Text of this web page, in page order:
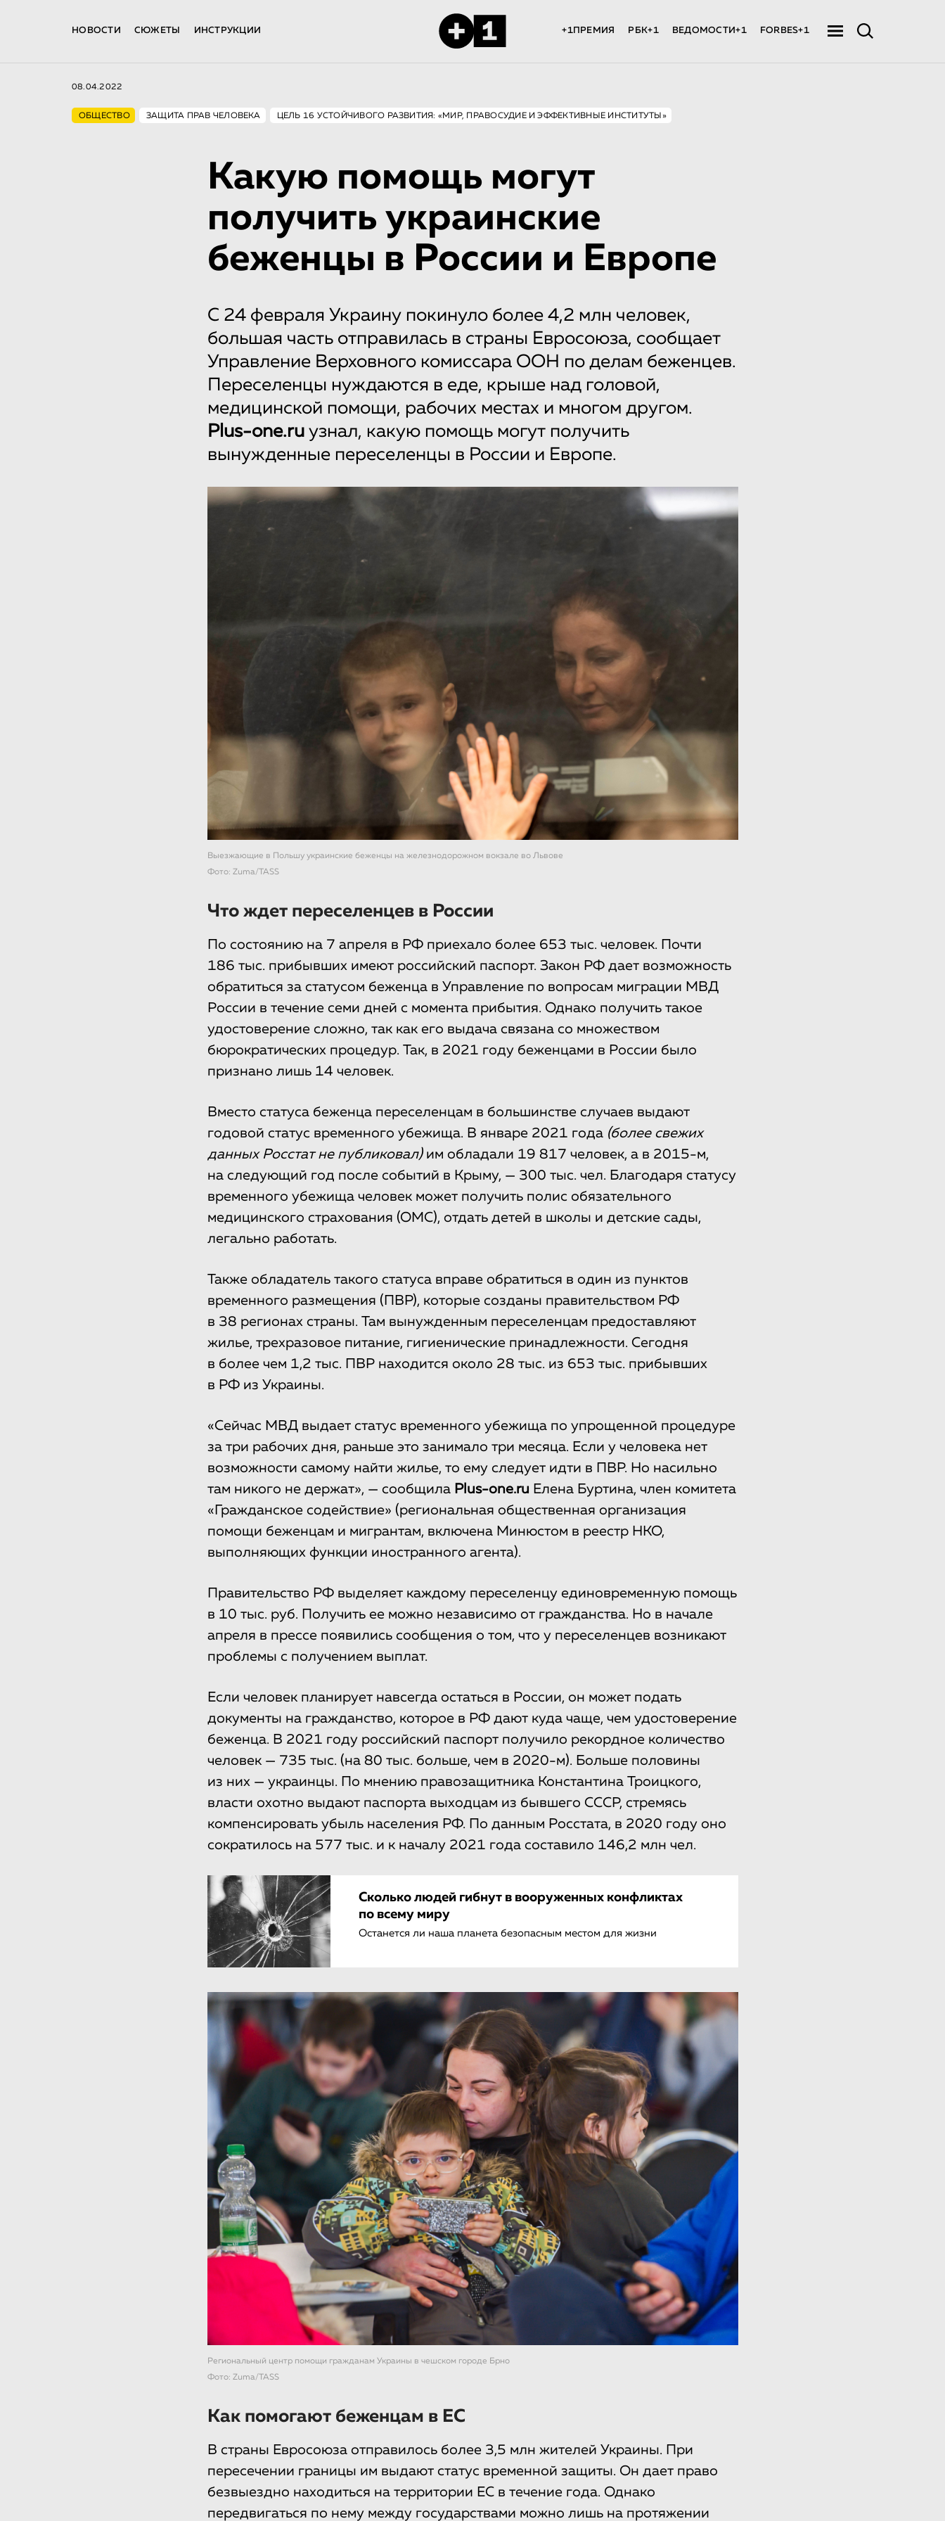
НОВОСТИ СЮЖЕТЫ ИНСТРУКЦИИ +1ПРЕМИЯ РБК+1 ВЕДОМОСТИ+1 FORBES+1
08.04.2022
ОБЩЕСТВО ЗАЩИТА ПРАВ ЧЕЛОВЕКА ЦЕЛЬ 16 УСТОЙЧИВОГО РАЗВИТИЯ: «МИР, ПРАВОСУДИЕ И ЭФФЕКТИВНЫЕ ИНСТИТУТЫ»
Какую помощь могут
получить украинские
беженцы в России и Европе
С 24 февраля Украину покинуло более 4,2 млн человек,
большая часть отправилась в страны Евросоюза, сообщает
Управление Верховного комиссара ООН по делам беженцев.
Переселенцы нуждаются в еде, крыше над головой,
медицинской помощи, рабочих местах и многом другом.
Plus-one.ruузнал, какую помощь могут получить
вынужденные переселенцы в России и Европе.
Выезжающие в Польшу украинские беженцы на железнодорожном вокзале во Львове
Фото: Zuma/TASS
Что ждет переселенцев в России
По состоянию на 7 апреля в РФ приехало более 653 тыс. человек. Почти
186 тыс. прибывших имеют российский паспорт. Закон РФ дает возможность
обратиться за статусом беженца в Управление по вопросам миграции МВД
России в течение семи дней с момента прибытия. Однако получить такое
удостоверение сложно, так как его выдача связана со множеством
бюрократических процедур. Так, в 2021 году беженцами в России было
признано лишь 14 человек.
Вместо статуса беженца переселенцам в большинстве случаев выдают
годовой статус временного убежища. В январе 2021 года (более свежих
данных Росстат не публиковал)им обладали 19 817 человек, а в 2015-м,
на следующий год после событий в Крыму, — 300 тыс. чел. Благодаря статусу
временного убежища человек может получить полис обязательного
медицинского страхования (ОМС), отдать детей в школы и детские сады,
легально работать.
Также обладатель такого статуса вправе обратиться в один из пунктов
временного размещения (ПВР), которые созданы правительством РФ
в 38 регионах страны. Там вынужденным переселенцам предоставляют
жилье, трехразовое питание, гигиенические принадлежности. Сегодня
в более чем 1,2 тыс. ПВР находится около 28 тыс. из 653 тыс. прибывших
в РФ из Украины.
«Сейчас МВД выдает статус временного убежища по упрощенной процедуре
за три рабочих дня, раньше это занимало три месяца. Если у человека нет
возможности самому найти жилье, то ему следует идти в ПВР. Но насильно
там никого не держат», — сообщила Plus-one.ru Елена Буртина, член комитета
«Гражданское содействие» (региональная общественная организация
помощи беженцам и мигрантам, включена Минюстом в реестр НКО,
выполняющих функции иностранного агента).
Правительство РФ выделяет каждому переселенцу единовременную помощь
в 10 тыс. руб. Получить ее можно независимо от гражданства. Но в начале
апреля в прессе появились сообщения о том, что у переселенцев возникают
проблемы с получением выплат.
Если человек планирует навсегда остаться в России, он может подать
документы на гражданство, которое в РФ дают куда чаще, чем удостоверение
беженца. В 2021 году российский паспорт получило рекордное количество
человек — 735 тыс. (на 80 тыс. больше, чем в 2020-м). Больше половины
из них — украинцы. По мнению правозащитника Константина Троицкого,
власти охотно выдают паспорта выходцам из бывшего СССР, стремясь
компенсировать убыль населения РФ. По данным Росстата, в 2020 году оно
сократилось на 577 тыс. и к началу 2021 года составило 146,2 млн чел.
Сколько людей гибнут в вооруженных конфликтах
по всему миру
Останется ли наша планета безопасным местом для жизни
Региональный центр помощи гражданам Украины в чешском городе Брно
Фото: Zuma/TASS
Как помогают беженцам в ЕС
В страны Евросоюза отправилось более 3,5 млн жителей Украины. При
пересечении границы им выдают статус временной защиты. Он дает право
безвыездно находиться на территории ЕС в течение года. Однако
передвигаться по нему между государствами можно лишь на протяжении